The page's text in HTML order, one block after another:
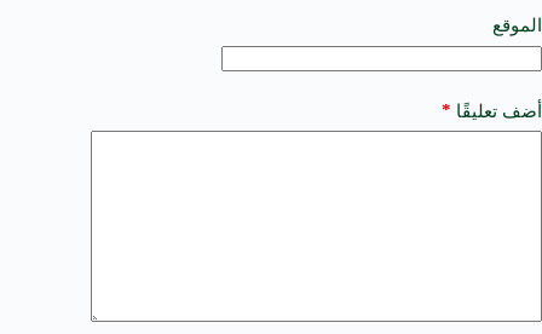
الموقع
أضف تعليقًا *
e
: